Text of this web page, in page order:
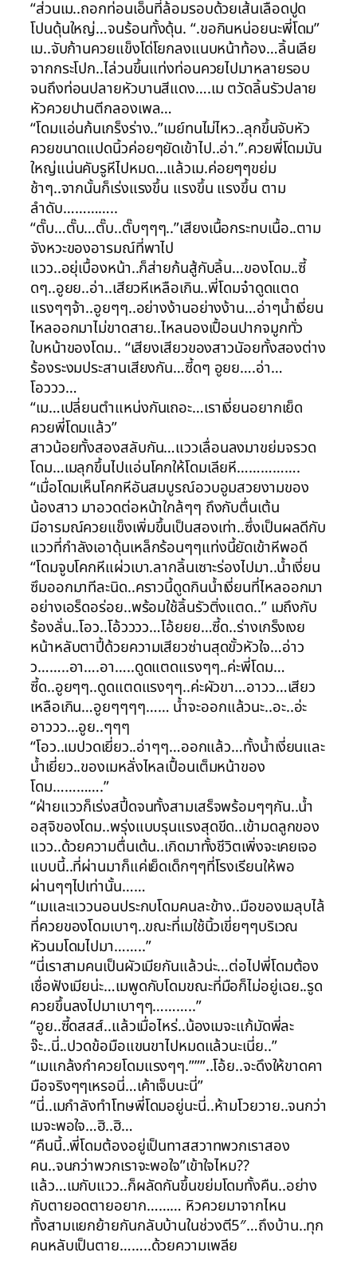
“ส่วนเม..ถอกท่อนเอ็นที่ล้อมรอบด้วยเส้นเลือดปูด
โปนดุ้นใหญ่…จนร้อนทั้งดุ้น. “.ขอกินหน่อยนะพี่โดม”
เม..จับก้านควยแข็งโด่โยกลงแนบหน้าท้อง…ลิ้นเลีย
จากกระโปก..ไล่วนขึ้นแท่งท่อนควยไปมาหลายรอบ
จนถึงท่อนปลายหัวบานสีแดง….เม ตวัดลิ้นรัวปลาย
หัวควยปานตีกลองเพล…
“โดมแอ่นก้นเกร็งร่าง..”เมย์ทนไม่ไหว..ลุกขึ้นจับหัว
ควยขนาดแปดนิ้วค่อยๆยัดเข้าไป..อ่า.”.ควยพี่โดมมัน
ใหญ่แน่นคับรูหีไปหมด…แล้วเม.ค่อยๆๆขย่ม
ช้าๆ..จากนั้นก็เร่งแรงขึ้น แรงขึ้น แรงขึ้น ตาม
ลำดับ…………..
“ตั๊บ…ตั๊บ…ตั๊บ..ตั๊บๆๆๆ..”เสียงเนื้อกระทบเนื้อ..ตาม
จังหวะของอารมณ์ที่พาไป
แวว..อยุ่เบื้องหน้า..ก็ส่ายก้นสู้กับลิ้น…ของโดม..ซี้
ดๆ..อูยย..อ่า..เสียวหีเหลือเกิน..พี่โดมจ๋าดูดแตด
แรงๆๆจ้า..อูยๆๆ..อย่างง้านอย่างง้าน…อ่าๆน้ำเงี่ยน
ไหลออกมาไม่ขาดสาย..ไหลนองเปื้อนปากจมูกทั่ว
ใบหน้าของโดม.. “เสียงเสียวของสาวนัอยทั้งสองต่าง
ร้องระงมประสานเสียงกัน…ซี้ดๆ อูยย….อ่า…
โอววว…
“เม…เปลี่ยนตำแหน่งกันเถอะ…เราเงี่ยนอยากเย็ด
ควยพี่โดมแล้ว”
สาวน้อยทั้งสองสลับกัน…แววเลื่อนลงมาขย่มจรวด
โดม…เมลุกขึ้นไปแอ่นโคกให้โดมเลียหี…………….
“เมื่อโดมเห็นโคกหีอันสมบูรณ์อวบอูมสวยงามของ
น้องสาว มาอวดต่อหน้าใกล้ๆๆ ถึงกับตื่นเต้น
มีอารมณ์ควยแข็งเพิ่มขึ้นเป็นสองเท่า..ซึ่งเป็นผลดีกับ
แววที่กำลังเอาดุ้นเหล็กร้อนๆๆแท่งนี้ยัดเข้าหีพอดี
“โดมจูบโคกหีแผ่วเบา.ลากลิ้นเซาะร่องไปมา..น้ำเงี่ยน
ซึมออกมาทีละนิด..คราวนี้ดูดกินน้ำเงี่ยนที่ไหลออกมา
อย่างเอร็ดอร่อย..พร้อมใช้ลิ้นรัวติ่งแตด..” เมถึงกับ
ร้องลั่น..โอว..โอ้วววว…โอ้ยยย…ซี้ด..ร่างเกร็งเงย
หน้าหลับตาปี้ด้วยความเสียวซ่านสุดขั้วหัวใจ…อ่าว
ว……..อา….อา…..ดูดแตดแรงๆๆ..ค่ะพี่โดม…
ซี้ด..อูยๆๆ..ดูดแตดแรงๆๆ..ค่ะผัวขา…อาวว…เสียว
เหลือเกิน…อูยๆๆๆๆ…… น้ำจะออกแล้วนะ..อะ..อ่ะ
อาววว…อูย..ๆๆๆ
“โอว..เมปวดเยี่ยว..อ่าๆๆ…ออกแล้ว…ทั้งน้ำเงี่ยนและ
น้ำเยี่ยว..ของเมหลั่งไหลเปื้อนเต็มหน้าของ
โดม………….”
“ฝ่ายแววก็เร่งสปี้ดจนทั้งสามเสร็จพร้อมๆๆกัน..น้ำ
อสุจิของโดม..พรุ่งแบบรุนแรงสุดขีด..เข้ามดลูกของ
แวว..ด้วยความตื่นเต้น..เกิดมาทั้งชีวิตเพิ่งจะเคยเจอ
แบบนี้..ที่ผ่านมาก็แค่เย็ดเด็กๆๆที่โรงเรียนให้พอ
ผ่านๆๆไปเท่านั้น……
“เมและแววนอนประกบโดมคนละข้าง..มือของเมลุบไล้
ที่ควยของโดมเบาๆ..ขณะที่เมใช้นิ้วเขี่ยๆๆบริเวณ
หัวนมโดมไปมา……..”
“นี่เราสามคนเป็นผัวเมียกันแล้วน่ะ…ต่อไปพี่โดมต้อง
เชื่อฟังเมียน่ะ…เมพูดกับโดมขณะที่มือก็ไม่อยู่เฉย..รูด
ควยขึ้นลงไปมาเบาๆๆ………..”
“อูย..ซี้ดสสส์..แล้วเมื่อไหร่..น้องเมจะแก้มัดพี่ละ
จ๊ะ..นี่..ปวดข้อมือแขนขาไปหมดแล้วนะเนี่ย..”
“เมแกล้งกำควยโดมแรงๆๆ.”””..โอ้ย..จะดึงให้ขาดคา
มือจริงๆๆเหรอนี่…เค้าเจ็บนะนี่”
“นี่..เมกำลังทำโทษพี่โดมอยู่นะนี่..ห้ามโวยวาย..จนกว่า
เมจะพอใจ…ฮิ..ฮิ…
“คืนนี้..พี่โดมต้องอยู่เป็นทาสสวาทพวกเราสอง
คน..จนกว่าพวกเราจะพอใจ”เข้าใจไหม??
แล้ว…เมกับแวว..ก็ผลัดกันขึ้นขย่มโดมทั้งคืน..อย่าง
กับตายอดตายอยาก……… หิวควยมาจากไหน
ทั้งสามแยกย้ายกันกลับบ้านในช่วงตี5″…ถึงบ้าน..ทุก
คนหลับเป็นตาย……..ด้วยความเพลีย